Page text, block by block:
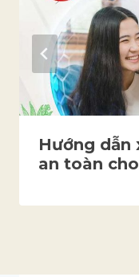
Hướng dẫn
an toàn